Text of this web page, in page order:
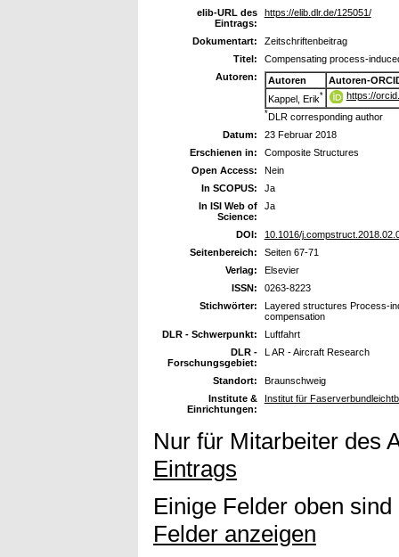
elib-URL des
Eintrags:
https://elib.dlr.de/125051/
Dokumentart:
Zeitschriftenbeitrag
Titel:
Compensating process-
Autoren:
Autoren
Autoren-
Kappel, Erik* https://
*DLR corresponding author
Datum:
23 Februar 2018
Erschienen in:
Composite Structures
Open Access:
Nein
In SCOPUS:
Ja
In ISI Web of
Science:
Ja
DOI:
10.1016/
Seitenbereich:
Seiten 67-71
Verlag:
Elsevier
ISSN:
0263-8223
Stichwörter:
Layered structures Process-
compensation
DLR - Schwerpunkt:
Luftfahrt
DLR -
Forschungsgebiet:
L AR - Aircraft Research
Standort:
Braunschweig
Institute &
Einrichtungen:
Institut für
Nur für Mitarbeiter des
Eintrags
Einige Felder oben
Felder anzeigen